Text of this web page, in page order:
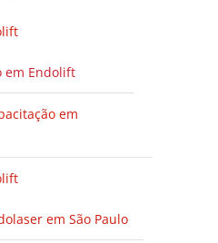
em Endolift
em
em São Paulo